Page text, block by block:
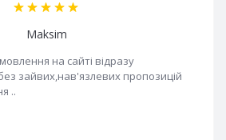
Maksim
на сайті відразу
зайвих,нав'язлевих пропозицій
..